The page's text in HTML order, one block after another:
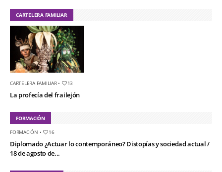
CARTELERA FAMILIAR
CARTELERA FAMILIAR• 13
La profecía del frailejón
FORMACIÓN
FORMACIÓN • 16
Diplomado ¿Actuar lo contemporáneo? Distopías y sociedad actual /
18 de agosto de...